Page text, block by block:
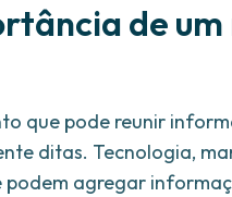
de
que pode reunir
ditas. Tecnologia,
podem agregar